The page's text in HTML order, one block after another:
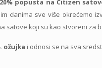
20% popusta na Citizen
danima sve više okrećemo
satove koji su kao stvoreni za
ožujka i odnosi se na sva